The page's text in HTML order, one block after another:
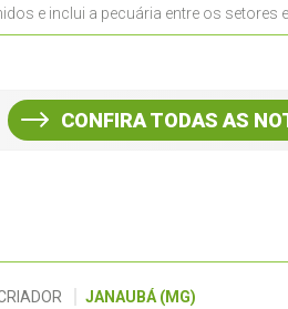
e inclui a pecuária entre os setores
CONFIRA TODAS AS
JANAUBÁ (MG)